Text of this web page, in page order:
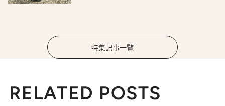
特集記事一覧
RELATED POSTS